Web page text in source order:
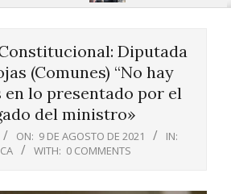
Diputada
(Comunes) “No hay
en lo presentado por el
del ministro»
ON: 9 DE AGOSTO DE 2021
IN:
WITH: 0 COMMENTS